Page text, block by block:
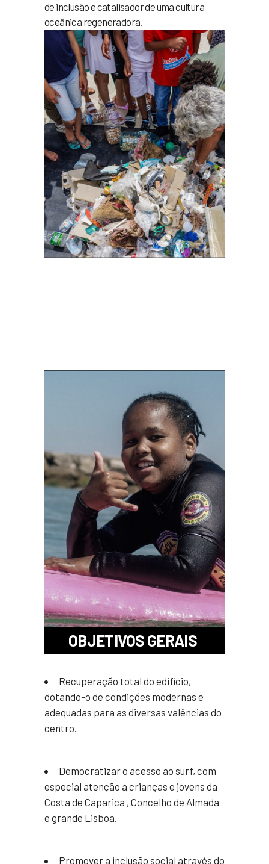
de inclusão e catalisador de uma cultura
oceânica regeneradora.
OBJETIVOS GERAIS
Recuperação total do edifício,
dotando-o de condições modernas e
adequadas para as diversas valências do
centro.
Democratizar o acesso ao surf, com
especial atenção a crianças e jovens da
Costa de Caparica , Concelho de Almada
e grande Lisboa.
Promover a inclusão social através do